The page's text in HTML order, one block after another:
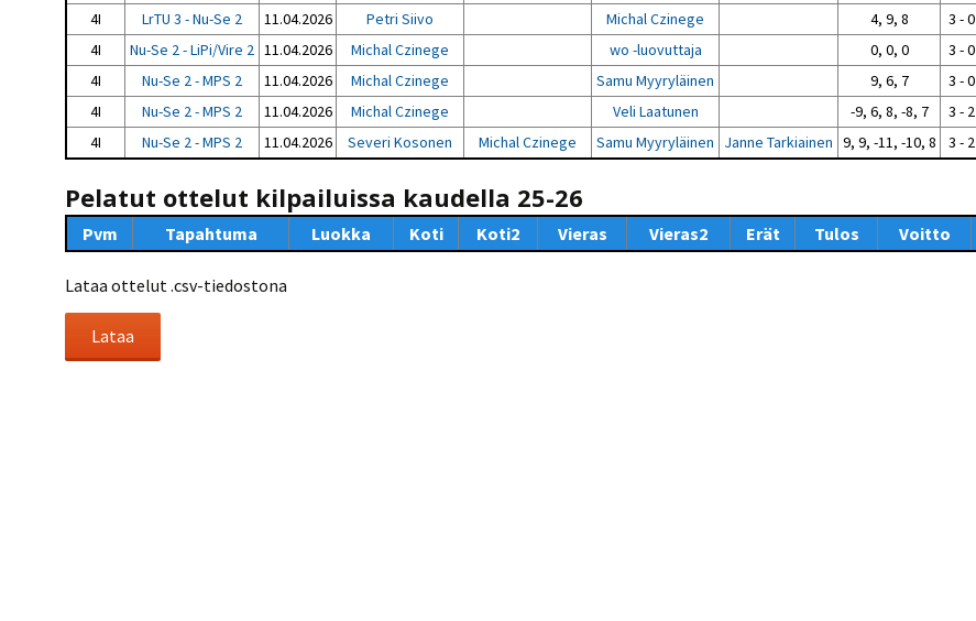
4I
LrTU 3 - Nu-Se 2 11.04.2026 Petri Siivo Michal Czinege 4, 9, 8 3 - 0
4I
Nu-Se 2 - LiPi/Vire 2 11.04.2026 Michal Czinege wo -luovuttaja 0, 0, 0 3 - 0
4I
Nu-Se 2 - MPS 2 11.04.2026 Michal Czinege Samu Myyryläinen 9, 6, 7 3 - 0
4I
Nu-Se 2 - MPS 2 11.04.2026 Michal Czinege Veli Laatunen -9, 6, 8, -8, 7 3 - 2
4I
Nu-Se 2 - MPS 2 11.04.2026 Severi Kosonen Michal Czinege Samu Myyryläinen Janne Tarkiainen 9, 9, -11, -10, 8 3 - 2
Pelatut ottelut kilpailuissa kaudella 25-26
Pvm Tapahtuma Luokka Koti Koti2 Vieras Vieras2 Erät Tulos Voitto
Lataa ottelut .csv-tiedostona